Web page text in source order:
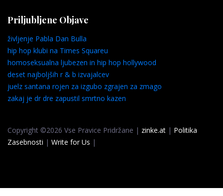
Priljubljene Objave
življenje Pabla Dan Bulla
hip hop klubi na Times Squareu
homoseksualna ljubezen in hip hop hollywood
deset najboljših r & b izvajalcev
juelz santana rojen za izgubo zgrajen za zmago
zakaj je dr dre zapustil smrtno kazen
Copyright ©2026 Vse Pravice Pridržane | zinke.at | Politika
Zasebnosti | Write for Us |